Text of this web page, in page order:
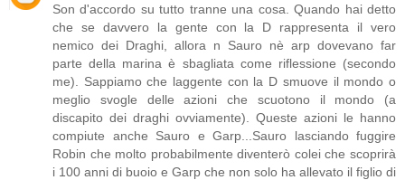
Son d'accordo su tutto tranne una cosa. Quando hai detto
che se davvero la gente con la D rappresenta il vero
nemico dei Draghi, allora n Sauro nè arp dovevano far
parte della marina è sbagliata come riflessione (secondo
me). Sappiamo che laggente con la D smuove il mondo o
meglio svogle delle azioni che scuotono il mondo (a
discapito dei draghi ovviamente). Queste azioni le hanno
compiute anche Sauro e Garp...Sauro lasciando fuggire
Robin che molto probabilmente diventerò colei che scoprirà
i 100 anni di buoio e Garp che non solo ha allevato il figlio di